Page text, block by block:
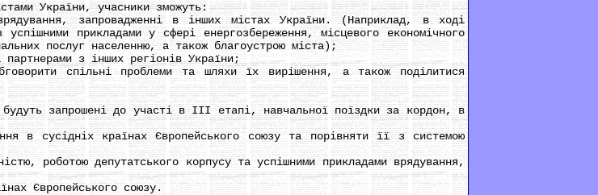
України, учасники зможуть:
запровадженні в інших містах України. (Наприклад, в ході
прикладами у сфері енергозбереження, місцевого економічного
послуг населенню, а також благоустрою міста);
з інших регіонів України;
спільні проблеми та шляхи їх вирішення, а також поділитися
запрошені до участі в ІІІ етапі, навчальної поїздки за кордон, в
в сусідніх країнах Європейського союзу та порівняти її з системою
роботою депутатського корпусу та успішними прикладами врядування,
Європейського союзу.